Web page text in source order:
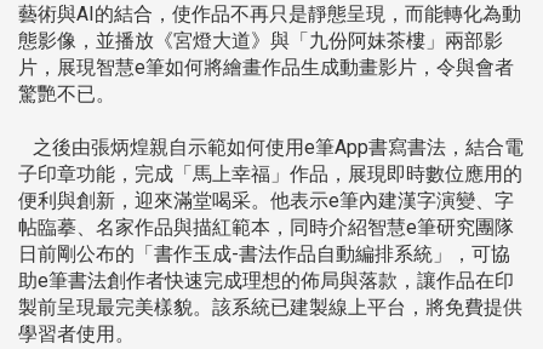
藝術與AI的結合，使作品不再只是靜態呈現，而能轉化為動
態影像，並播放《宮燈大道》與「九份阿妹茶樓」兩部影
片，展現智慧e筆如何將繪畫作品生成動畫影片，令與會者
驚艷不已。
之後由張炳煌親自示範如何使用e筆App書寫書法，結合電
子印章功能，完成「馬上幸福」作品，展現即時數位應用的
便利與創新，迎來滿堂喝采。他表示e筆內建漢字演變、字
帖臨摹、名家作品與描紅範本，同時介紹智慧e筆研究團隊
日前剛公布的「書作玉成-書法作品自動編排系統」，可協
助e筆書法創作者快速完成理想的佈局與落款，讓作品在印
製前呈現最完美樣貌。該系統已建製線上平台，將免費提供
學習者使用。